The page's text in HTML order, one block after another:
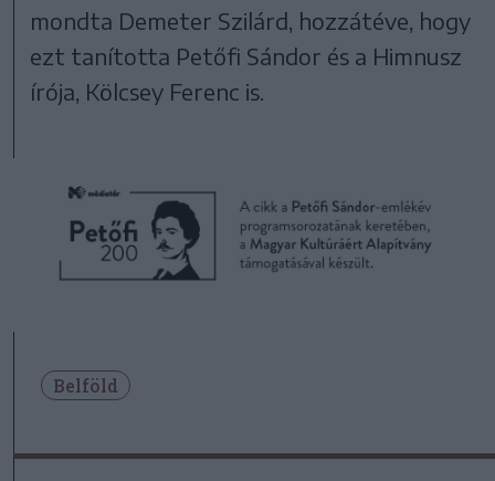
mondta Demeter Szilárd, hozzátéve, hogy
ezt tanította Petőfi Sándor és a Himnusz
írója, Kölcsey Ferenc is.
Belföld